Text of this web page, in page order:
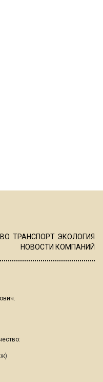
ТРАНСПОРТ ЭКОЛОГИЯ
НОВОСТИ КОМПАНИЙ